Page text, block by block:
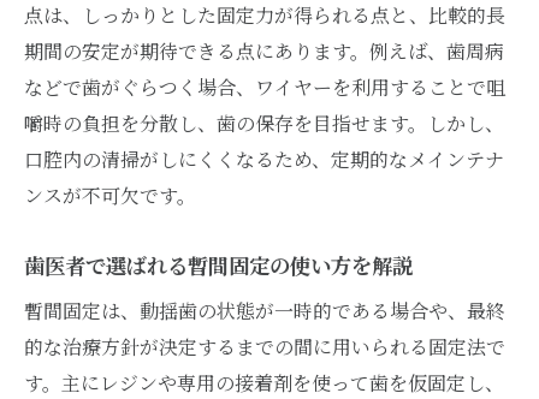
点は、しっかりとした固定力が得られる点と、比較的長
期間の安定が期待できる点にあります。例えば、歯周病
などで歯がぐらつく場合、ワイヤーを利用することで咀
嚼時の負担を分散し、歯の保存を目指せます。しかし、
口腔内の清掃がしにくくなるため、定期的なメインテナ
ンスが不可欠です。
歯医者で選ばれる暫間固定の使い方を解説
暫間固定は、動揺歯の状態が一時的である場合や、最終
的な治療方針が決定するまでの間に用いられる固定法で
す。主にレジンや専用の接着剤を使って歯を仮固定し、